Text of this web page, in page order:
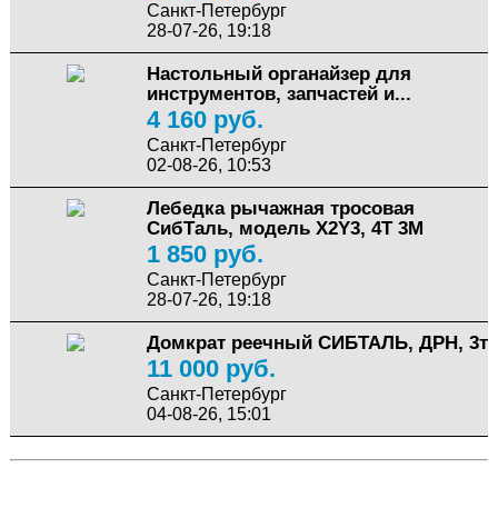
Санкт-Петербург
28-07-26, 19:18
Настольный органайзер для
инструментов, запчастей и...
4 160 руб.
Санкт-Петербург
02-08-26, 10:53
Лебедка рычажная тросовая
СибТаль, модель X2Y3, 4Т 3М
1 850 руб.
Санкт-Петербург
28-07-26, 19:18
Домкрат реечный СИБТАЛЬ, ДРН, 3т
11 000 руб.
Санкт-Петербург
04-08-26, 15:01